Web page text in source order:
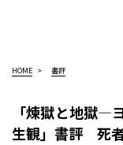
HOME 書評
「煉獄と地獄―
生観」書評 死